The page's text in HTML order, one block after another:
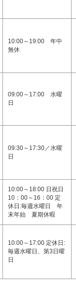
10:00～19:00 年中
無休
09:00～17:00 水曜
日
09:30～17:30／水曜
日
10:00～18:00 日祝日
10：00～16：00 定
休日:毎週水曜日 年
末年始 夏期休暇
10:00～17:00 定休日:
毎週水曜日、第3日曜
日